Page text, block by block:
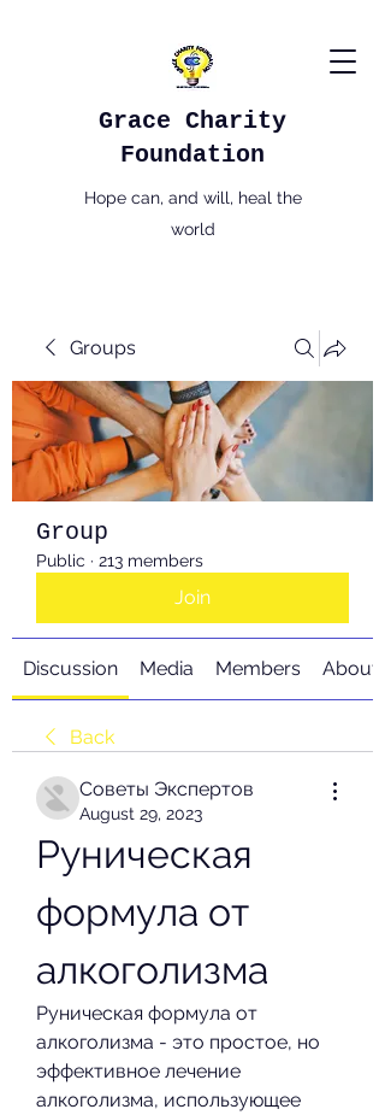
Grace Charity
Foundation
Hope can, and will, heal the
world
Groups
Group
Public · 213 members
Join
Discussion Media Members About
Back
Советы Экспертов
August 29, 2023
Руническая
формула от
алкоголизма
Руническая формула от
алкоголизма - это простое, но
эффективное лечение
алкоголизма, использующее